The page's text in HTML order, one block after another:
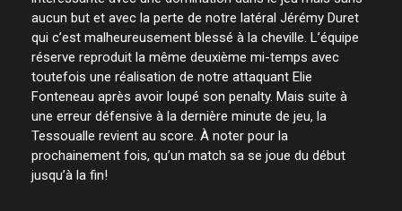
aucun but et avec la perte de notre latéral Jérémy Duret
qui c’est malheureusement blessé à la cheville. L’équipe
réserve reproduit la même deuxième mi-temps avec
toutefois une réalisation de notre attaquant Elie
Fonteneau après avoir loupé son penalty. Mais suite à
une erreur défensive à la dernière minute de jeu, la
Tessoualle revient au score. À noter pour la
prochainement fois, qu’un match sa se joue du début
jusqu’à la fin!